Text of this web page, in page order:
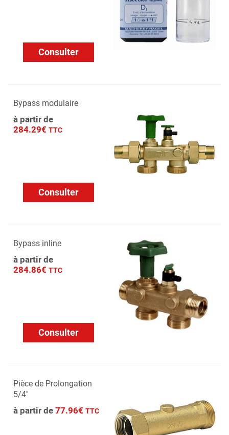
Consulter
Bypass modulaire
à partir de
284.29€ TTC
Consulter
Bypass inline
à partir de
284.86€ TTC
Consulter
Pièce de Prolongation
5/4''
à partir de 77.96€ TTC